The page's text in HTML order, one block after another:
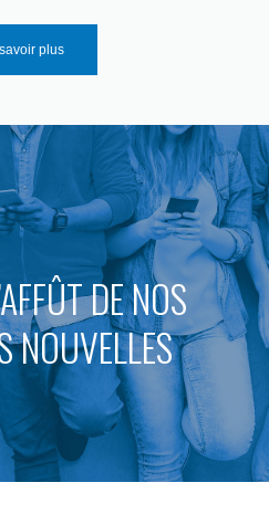
plus
DE NOS
NOUVELLES